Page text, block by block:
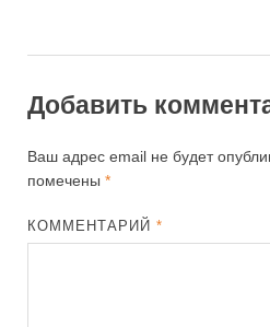
Добавить
Ваш адрес email не будет
помечены *
КОММЕНТАРИЙ*